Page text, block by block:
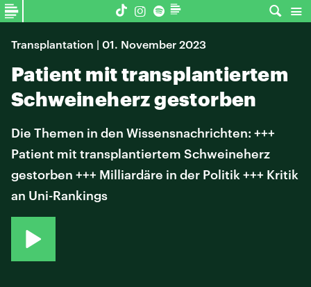
Transplantation | 01. November 2023
Patient mit transplantiertem
Schweineherz gestorben
Die Themen in den Wissensnachrichten: +++
Patient mit transplantiertem Schweineherz
gestorben +++ Milliardäre in der Politik +++ Kritik
an Uni-Rankings